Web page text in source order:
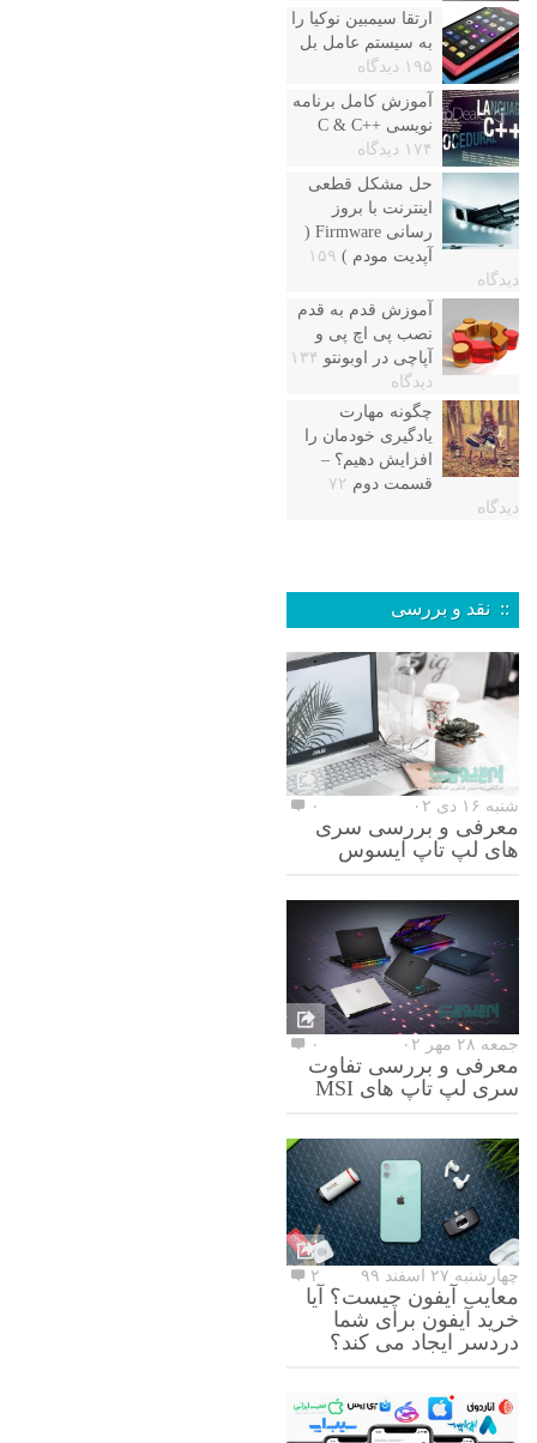
ارتقا سیمبین نوکیا را
به سیستم عامل بل
۱۹۵ دیدگاه
آموزش کامل برنامه
نویسی ++C & C
۱۷۴ دیدگاه
حل مشکل قطعی
اینترنت با بروز
رسانی Firmware (
آپدیت مودم ) ۱۵۹
دیدگاه
آموزش قدم به قدم
نصب پی اچ پی و
آپاچی در اوبونتو ۱۳۴
دیدگاه
چگونه مهارت
یادگیری خودمان را
افزایش دهیم؟ –
قسمت دوم ۷۲
دیدگاه
:: نقد و بررسی
شنبه ۱۶ دی ۰۲ ۰
معرفی و بررسی سری
های لپ تاپ ایسوس
جمعه ۲۸ مهر ۰۲ ۰
معرفی و بررسی تفاوت
سری لپ تاپ های MSI
چهارشنبه ۲۷ اسفند ۹۹ ۲
معایب آیفون چیست؟ آیا
خرید آیفون برای شما
دردسر ایجاد می کند؟